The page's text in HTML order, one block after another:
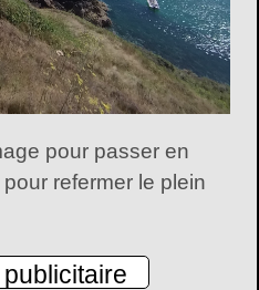
pour passer en
pour refermer le plein